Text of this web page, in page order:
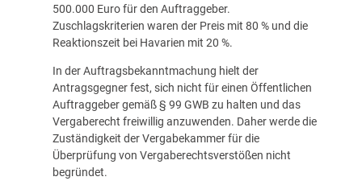
500.000 Euro für den Auftraggeber.
Zuschlagskriterien waren der Preis mit 80 % und die
Reaktionszeit bei Havarien mit 20 %.
In der Auftragsbekanntmachung hielt der
Antragsgegner fest, sich nicht für einen Öffentlichen
Auftraggeber gemäß § 99 GWB zu halten und das
Vergaberecht freiwillig anzuwenden. Daher werde die
Zuständigkeit der Vergabekammer für die
Überprüfung von Vergaberechtsverstößen nicht
begründet.